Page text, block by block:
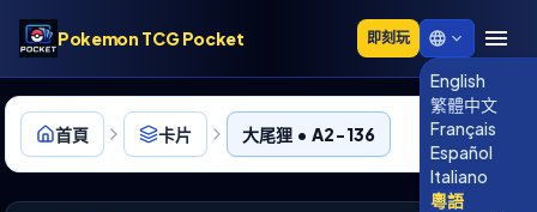
Pokemon TCG Pocket 即刻玩
English
繁體中文
Français
Español
Italiano
粵語
首頁 卡片 大尾狸 • A2-136